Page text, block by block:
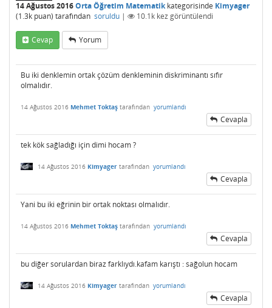
14 Ağustos 2016Orta Öğretim Matematikkategorisinde Kimyager
(1.3k puan) tarafından soruldu | 10.1k kez görüntülendi
Cevap Yorum
Bu iki denklemin ortak çözüm denkleminin diskriminantı sıfır
olmalıdır.
14 Ağustos 2016 Mehmet Toktaş tarafından yorumlandı
Cevapla
tek kök sağladığı için dimi hocam ?
14 Ağustos 2016 Kimyager tarafından yorumlandı
Cevapla
Yani bu iki eğrinin bir ortak noktası olmalıdır.
14 Ağustos 2016 Mehmet Toktaş tarafından yorumlandı
Cevapla
bu diğer sorulardan biraz farklıydı.kafam karıştı : sağolun hocam
14 Ağustos 2016 Kimyager tarafından yorumlandı
Cevapla